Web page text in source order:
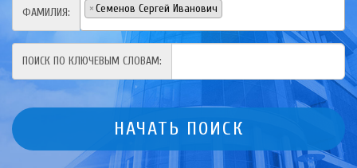
ФАМИЛИЯ: ×Семенов Сергей Иванович
ПОИСК ПО КЛЮЧЕВЫМ СЛОВАМ: